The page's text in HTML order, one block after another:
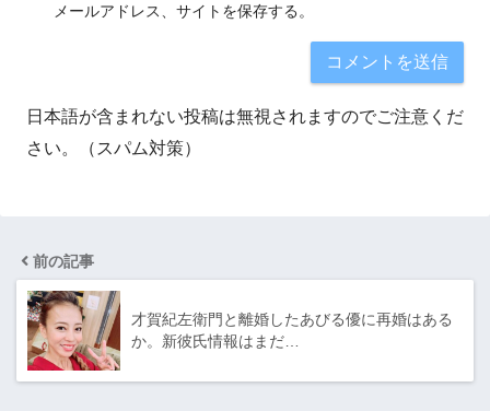
メールアドレス、サイトを保存する。
日本語が含まれない投稿は無視されますのでご注意くだ
さい。（スパム対策）
前の記事
才賀紀左衛門と離婚したあびる優に再婚はある
か。新彼氏情報はまだ…